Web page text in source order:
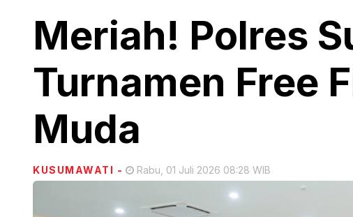
Meriah! Polres
Turnamen Free
Muda
KUSUMAWATI - Rabu, 01 Juli 2026 08:28 WIB